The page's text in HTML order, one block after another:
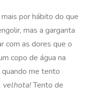
por hábito do que
mas a garganta
com as dores que o
copo de água na
quando me tento
velhota!Tento de